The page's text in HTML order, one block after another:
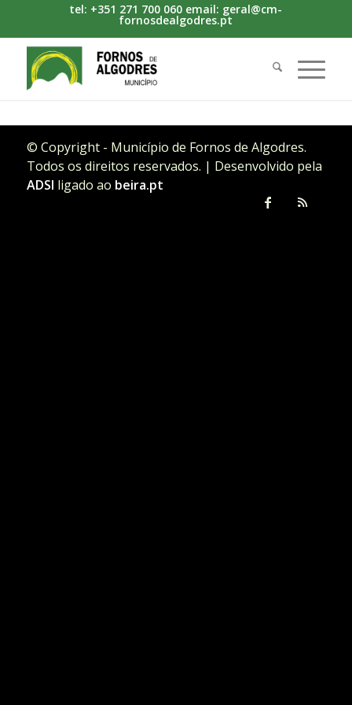
tel: +351 271 700 060 email: geral@cm-
fornosdealgodres.pt
© Copyright - Município de Fornos de Algodres.
Todos os direitos reservados. | Desenvolvido pela
ADSI ligado ao beira.pt